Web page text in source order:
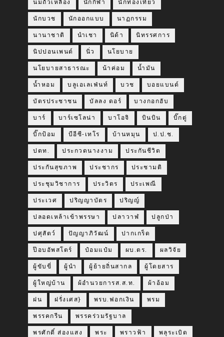
นมถั่วเหลือง นักกีฬา นักท่องเที่ยว
นักบวช นักออกแบบ นาฏกรรม
นานาชาติ นำเชา นิด้า นิทรรศการ
นิปปอนเพนต์ นิ่ว นโยบาย
นโยบายสาธารณะ น้าค่อม น้ำมัน
น้ำหอม บลูเอเลเฟ่นท์ บวช บอยแบนด์
บัตรประชาชน บัลลง ดอร์ บางกอกฮับ
บาร์ บาร์เซโลน่า บาโอจิ บินบิน บิ๊กตู่
บิ๊กป้อม บีอีซี-เทโร บ้านหมุน ป.ป.ช.
ปตท. ประกวดนางงาม ประกันชีวิต
ประกันสุขภาพ ประชากร ประชามติ
ประชุมวิชาการ ประวิตร ประเพณี
ประเวศ ปริญญาบัตร ปริญญ์
ปลอดเหล้าเข้าพรรษา ปลาวาฬ ปลูกป่า
ปศุสัตว์ ปัญญาภิวัฒน์ ปากเกร็ด
ป๊อบอัพสโตร์ ป๋อมแป๋ม ผบ.ตร. ผลวิจัย
ผู้ขับขี่ ผู้นำ ผู้ย้ายถิ่นสากล ผู้โดยสาร
ผู้ใหญ่บ้าน ผ้อำนวยการส.ส.ท. ผ้าอ้อม
ฝน ฝรั่งเศส} พรบ.ฟอกเงิน พรม
พรรคกรีน พรรคร่วมรัฐบาล
พรศักดิ์ ส่องแสง พระ พราวฟ้า พลุระเบิด